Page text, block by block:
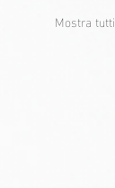
Mostra tutti